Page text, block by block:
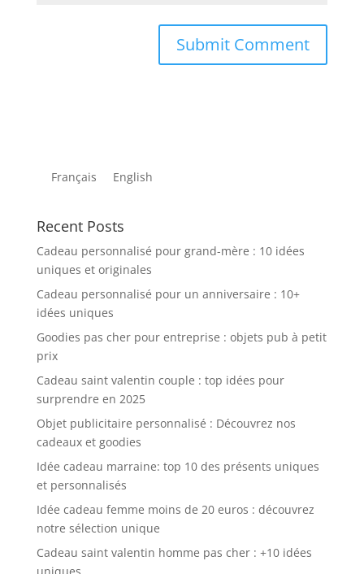
Français English
Recent Posts
Cadeau personnalisé pour grand-mère : 10 idées
uniques et originales
Cadeau personnalisé pour un anniversaire : 10+
idées uniques
Goodies pas cher pour entreprise : objets pub à petit
prix
Cadeau saint valentin couple : top idées pour
surprendre en 2025
Objet publicitaire personnalisé : Découvrez nos
cadeaux et goodies
Idée cadeau marraine: top 10 des présents uniques
et personnalisés
Idée cadeau femme moins de 20 euros : découvrez
notre sélection unique
Cadeau saint valentin homme pas cher : +10 idées